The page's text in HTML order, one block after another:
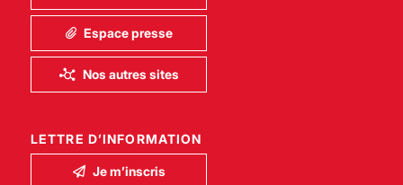
Espace presse
Nos autres sites
LETTRE D’INFORMATION
Je m’inscris